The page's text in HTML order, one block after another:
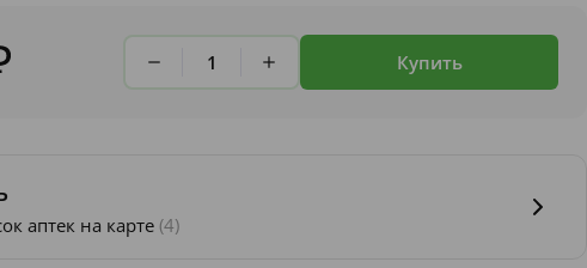
Купить
аптек на карте (4)